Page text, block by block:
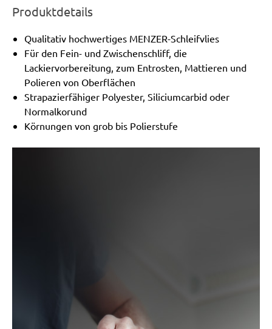
Produktdetails
Qualitativ hochwertiges MENZER-Schleifvlies
Für den Fein- und Zwischenschliff, die
Lackiervorbereitung, zum Entrosten, Mattieren und
Polieren von Oberflächen
Strapazierfähiger Polyester, Siliciumcarbid oder
Normalkorund
Körnungen von grob bis Polierstufe